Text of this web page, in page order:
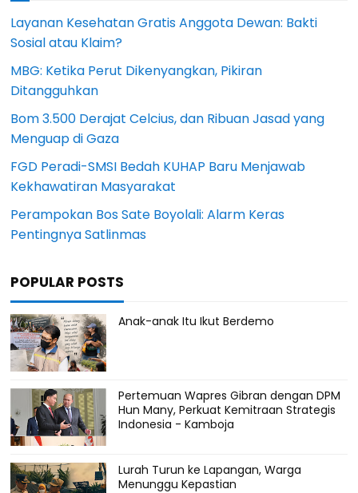
Layanan Kesehatan Gratis Anggota Dewan: Bakti
Sosial atau Klaim?
MBG: Ketika Perut Dikenyangkan, Pikiran
Ditangguhkan
Bom 3.500 Derajat Celcius, dan Ribuan Jasad yang
Menguap di Gaza
FGD Peradi-SMSI Bedah KUHAP Baru Menjawab
Kekhawatiran Masyarakat
Perampokan Bos Sate Boyolali: Alarm Keras
Pentingnya Satlinmas
POPULAR POSTS
Anak-anak Itu Ikut Berdemo
Pertemuan Wapres Gibran dengan DPM
Hun Many, Perkuat Kemitraan Strategis
Indonesia - Kamboja
Lurah Turun ke Lapangan, Warga
Menunggu Kepastian